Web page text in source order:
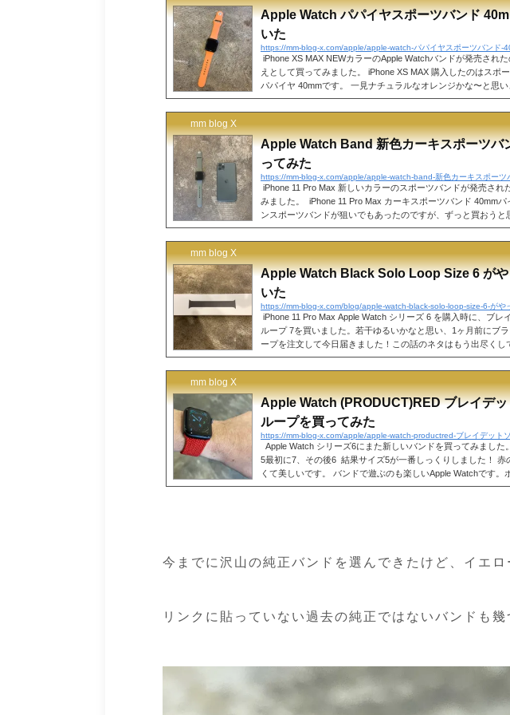
Apple Watch パパイヤスポーツバンド
いた
iPhone XS MAX NEWカラーのApple Watchバンドが発売され
えとして買ってみました。 iPhone XS MAX 購入したのはスポ
パパイヤ 40mmです。 一見ナチュラルなオレンジかな〜と思
薄めのオレンジ色です。 光の加減で濃いめの色に見えますが
なのでボディがアルミブラックなのもあって、気持ち違和感が
汚れも間違いなく目立つでしょう。 シルバーのアルミの方が
ッチングもいいと思いますがApple Watchはこれでいいんです
mm blog X
Apple Watch Band 新色カーキスポーツバ
ってみた
iPhone 11 Pro Max 新しいカラーのスポーツバンドが発売され
みました。 iPhone 11 Pro Max カーキスポーツバンド 40mmパ
ンスポーツバンドが狙いでもあったのですが、ずっと買おうと
忘れてた所に新色カーキがきたので決めました。 iPhone Xs
Pro Max ミッドナイトグリーンとは若干色は違います。正直グ
カーキの方が好みでしたので、ある意味良かったです。iPhone
グレイにしとけば良かったとちょっと後悔しています。 iPh...
mm blog X
Apple Watch Black Solo Loop Size 6 がや
いた
https://mm-blog-x.com/blog/apple-watch-black-solo-loop-size-6-がや
iPhone 11 Pro Max Apple Watch シリーズ 6 を購入時に、ブレ
ループ 7を買いました。若干ゆるいかなと思い、1ヶ月前にブ
ープを注文して今日届きました！この話のネタはもう出尽くし
ので、サクッといきます。 左 ブラックソロループ 6 右 ブ
ロループ 75mmくらいしか変わらないですね！ 装着しても正
感じです！サイズ 5で良かったかも！ブレイデットソロループ
ループだと5がジャストな感じでした。 やっぱり結論は、...
mm blog X
Apple Watch (PRODUCT)RED ブレイデッ
ループを買ってみた
Apple Watch シリーズ6にまた新しいバンドを買ってみました
5最初に7、その後6 結果サイズ5が一番しっくりしました！ 赤
くて美しいです。 バンドで遊ぶのも楽しいApple Watchです。
欲しいな〜！
今までに沢山の純正バンドを選んできたけど、イエロ
リンクに貼っていない過去の純正ではないバンドも